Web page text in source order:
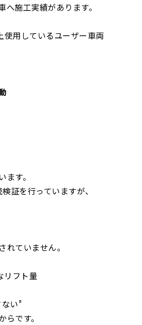
へ施工実績があります。
使用しているユーザー車両
す。
証を行っていますが、
れていません。
リフト量
い”
です。